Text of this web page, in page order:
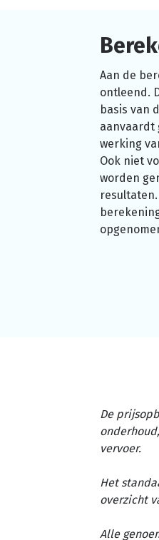
Aan de
ontleend.
basis van
aanvaardt
werking
Ook niet
worden
De
vervoer.
Het
overzicht
Alle